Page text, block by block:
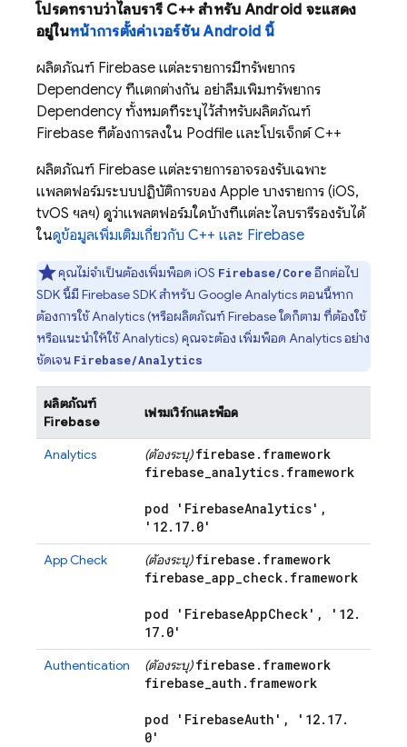
โปรดทราบว่าไลบรารี C++ สำหรับ Android จะแสดง
อยู่ในหน้าการตั้งค่าเวอร์ชัน Android นี้
ผลิตภัณฑ์ Firebase แต่ละรายการมีทรัพยากร
Dependency ที่แตกต่างกัน อย่าลืมเพิ่มทรัพยากร
Dependency ทั้งหมดที่ระบุไว้สำหรับผลิตภัณฑ์
Firebase ที่ต้องการลงใน Podfile และโปรเจ็กต์ C++
ผลิตภัณฑ์ Firebase แต่ละรายการอาจรองรับเฉพาะ
แพลตฟอร์มระบบปฏิบัติการของ Apple บางรายการ (iOS,
tvOS ฯลฯ) ดูว่าแพลตฟอร์มใดบ้างที่แต่ละไลบรารีรองรับได้
ในดูข้อมูลเพิ่มเติมเกี่ยวกับ C++ และ Firebase
คุณไม่จำเป็นต้องเพิ่มพ็อด iOS Firebase/Coreอีกต่อไป
SDK นี้มี Firebase SDK สำหรับ Google Analyticsตอนนี้หาก
ต้องการใช้Analytics(หรือผลิตภัณฑ์ Firebase ใดก็ตาม ที่ต้องใช้
หรือแนะนำให้ใช้Analytics) คุณจะต้อง เพิ่มพ็อด Analyticsอย่าง
ชัดเจน Firebase/Analytics
ผลิตภัณฑ์
Firebase
เฟรมเวิร์กและพ็อด
Analytics (ต้องระบุ) firebase . framework
firebase_analytics. framework
pod 'FirebaseAnalytics' ,
'12. 17. 0'
App Check (ต้องระบุ) firebase . framework
firebase_app_check. framework
pod 'FirebaseAppCheck' , '12.
17. 0'
Authentication (ต้องระบุ) firebase . framework
firebase_auth . framework
pod 'FirebaseAuth' , '12. 17.
0'